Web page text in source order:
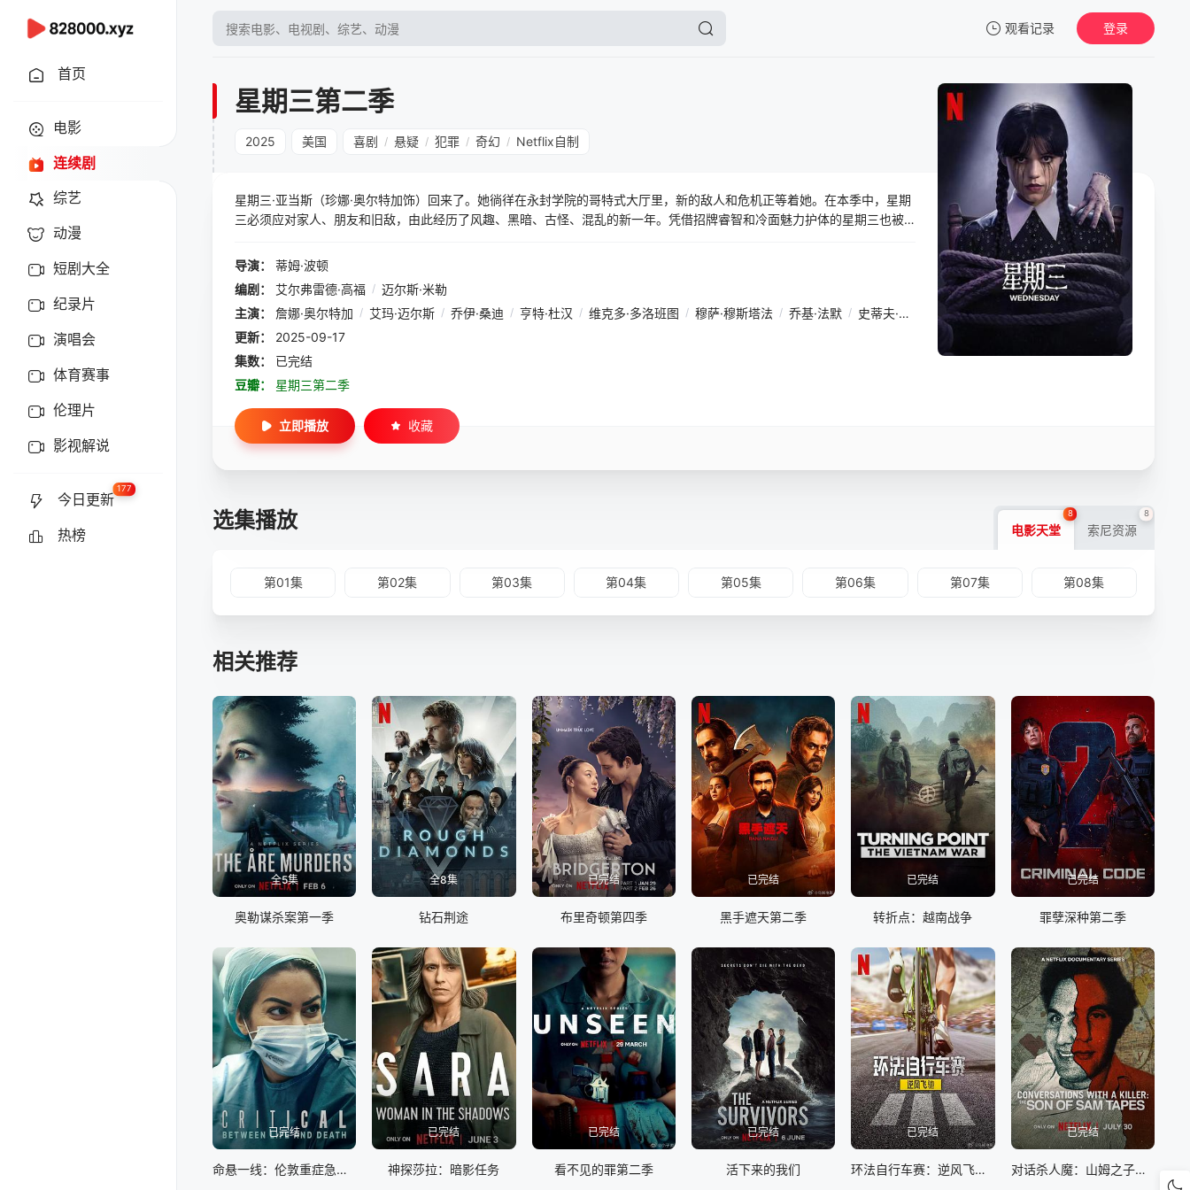
观看记录
暂无观看影片的记录
登录
首页
电影
连续剧
综艺
动漫
短剧大全
纪录片
演唱会
体育赛事
伦理片
影视解说
今日更新
177
热榜
星期三第二季
2025 美国 喜剧 / 悬疑 / 犯罪 / 奇幻 / Netflix自制
星期三·亚当斯（珍娜·奥尔特加饰）回来了。她徜徉在永封学院的哥特式大厅里，新的敌人和危机正等着她。在本季中，星期
三必须应对家人、朋友和旧敌，由此经历了风趣、黑暗、古怪、混乱的新一年。凭借招牌睿智和冷面魅力护体的星期三也被
人不寒而栗的《星期三》第二季。
导演：
蒂姆·波顿
编剧：
艾尔弗雷德·高福 / 迈尔斯·米勒
主演：
詹娜·奥尔特加 / 艾玛·迈尔斯 / 乔伊·桑迪 / 亨特·杜汉 / 维克多·多洛班图 / 穆萨·穆斯塔法 / 乔基·法默 / 史蒂夫·布西密 凯瑟琳·泽塔-琼斯 / 路易斯·古兹曼
更新：
2025-09-17
集数：
已完结
豆瓣：
星期三第二季
立即播放 收藏
选集播放 电影天堂
8
索尼资源
8
第01集 第02集 第03集 第04集 第05集 第06集 第07集 第08集
相关推荐
全5集
奥勒谋杀案第一季
全8集
钻石荆途
已完结
布里奇顿第四季
已完结
黑手遮天第二季
已完结
转折点：越南战争
已完结
罪孽深种第二季
已完结
命悬一线：伦敦重症急救实录
已完结
神探莎拉：暗影任务
已完结
看不见的罪第二季
已完结
活下来的我们
已完结
环法自行车赛：逆风飞驰第三季
已完结
对话杀人魔：山姆之子访谈录